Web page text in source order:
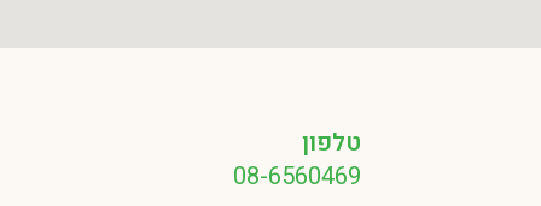
טלפון
08-6560469